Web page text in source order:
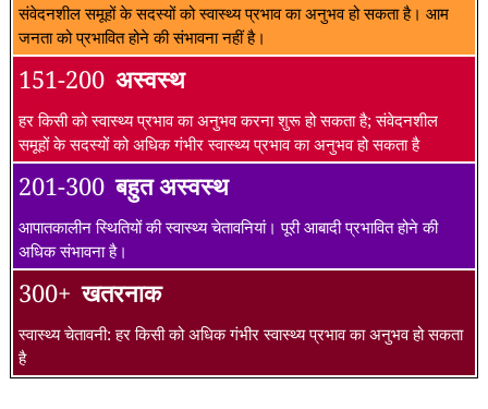
संवेदनशील समूहों के सदस्यों को स्वास्थ्य प्रभाव का अनुभव हो सकता है। आम
जनता को प्रभावित होने की संभावना नहीं है।
151-200 अस्वस्थ
हर किसी को स्वास्थ्य प्रभाव का अनुभव करना शुरू हो सकता है; संवेदनशील
समूहों के सदस्यों को अधिक गंभीर स्वास्थ्य प्रभाव का अनुभव हो सकता है
201-300 बहुत अस्वस्थ
आपातकालीन स्थितियों की स्वास्थ्य चेतावनियां। पूरी आबादी प्रभावित होने की
अधिक संभावना है।
300+ खतरनाक
स्वास्थ्य चेतावनी: हर किसी को अधिक गंभीर स्वास्थ्य प्रभाव का अनुभव हो सकता
है